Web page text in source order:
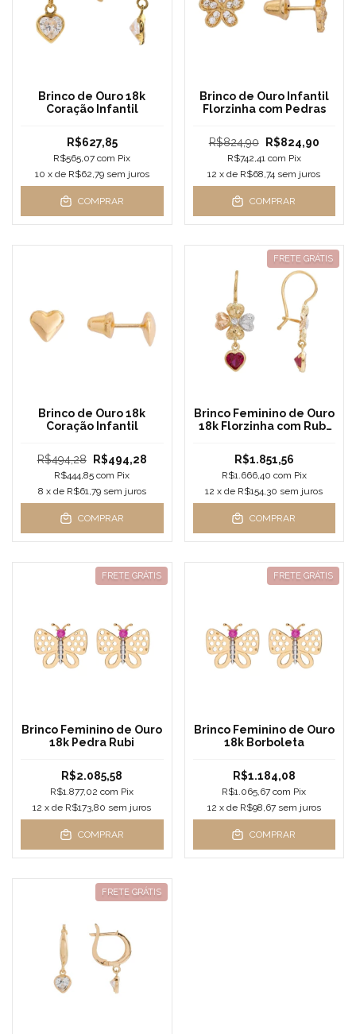
Brinco de Ouro 18k
Coração Infantil
R$627,85
R$565,07com Pix
10 x de R$62,79 sem juros
COMPRAR
Brinco de Ouro Infantil
Florzinha com Pedras
R$824,90 R$824,90
R$742,41 com Pix
12 x de R$68,74 sem juros
COMPRAR
Brinco de Ouro 18k
Coração Infantil
R$494,28 R$494,28
R$444,85com Pix
8 x de R$61,79 sem juros
COMPRAR
FRETE GRÁTIS
Brinco Feminino de Ouro
18k Florzinha com Rubi
R$1.851,56
R$1.666,40 com Pix
12 x de R$154,30 sem juros
COMPRAR
FRETE GRÁTIS
Brinco Feminino de Ouro
18k Pedra Rubi
R$2.085,58
R$1.877,02com Pix
12 x de R$173,80 sem juros
COMPRAR
FRETE GRÁTIS
Brinco Feminino de Ouro
18k Borboleta
R$1.184,08
R$1.065,67com Pix
12 x de R$98,67 sem juros
COMPRAR
FRETE GRÁTIS